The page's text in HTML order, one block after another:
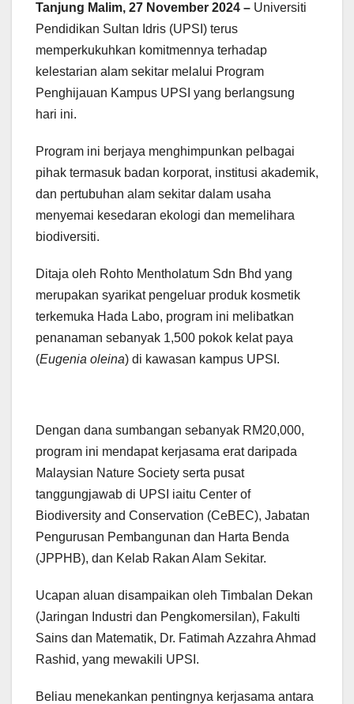
Tanjung Malim, 27 November 2024 – Universiti
Pendidikan Sultan Idris (UPSI) terus
memperkukuhkan komitmennya terhadap
kelestarian alam sekitar melalui Program
Penghijauan Kampus UPSI yang berlangsung
hari ini.
Program ini berjaya menghimpunkan pelbagai
pihak termasuk badan korporat, institusi akademik,
dan pertubuhan alam sekitar dalam usaha
menyemai kesedaran ekologi dan memelihara
biodiversiti.
Ditaja oleh Rohto Mentholatum Sdn Bhd yang
merupakan syarikat pengeluar produk kosmetik
terkemuka Hada Labo, program ini melibatkan
penanaman sebanyak 1,500 pokok kelat paya
(Eugenia oleina) di kawasan kampus UPSI.
Dengan dana sumbangan sebanyak RM20,000,
program ini mendapat kerjasama erat daripada
Malaysian Nature Society serta pusat
tanggungjawab di UPSI iaitu Center of
Biodiversity and Conservation (CeBEC), Jabatan
Pengurusan Pembangunan dan Harta Benda
(JPPHB), dan Kelab Rakan Alam Sekitar.
Ucapan aluan disampaikan oleh Timbalan Dekan
(Jaringan Industri dan Pengkomersilan), Fakulti
Sains dan Matematik, Dr. Fatimah Azzahra Ahmad
Rashid, yang mewakili UPSI.
Beliau menekankan pentingnya kerjasama antara